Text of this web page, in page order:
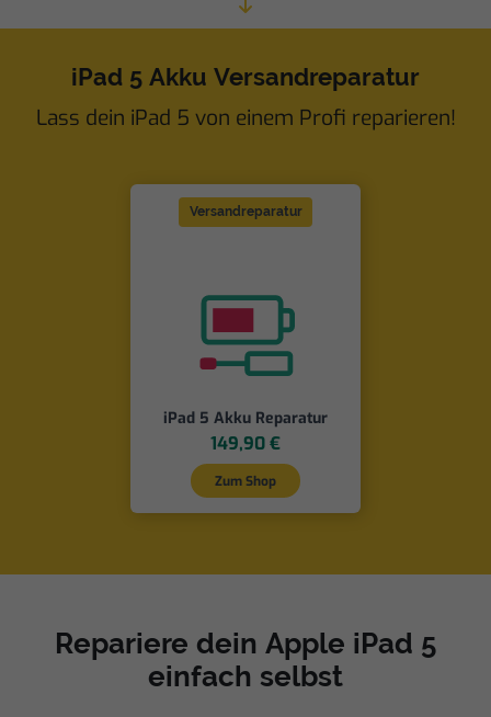
iPad 5 Akku Versandreparatur
Lass dein iPad 5 von einem Profi reparieren!
Versandreparatur
iPad 5 Akku Reparatur
149,90 €
Zum Shop
Repariere dein Apple iPad 5
einfach selbst